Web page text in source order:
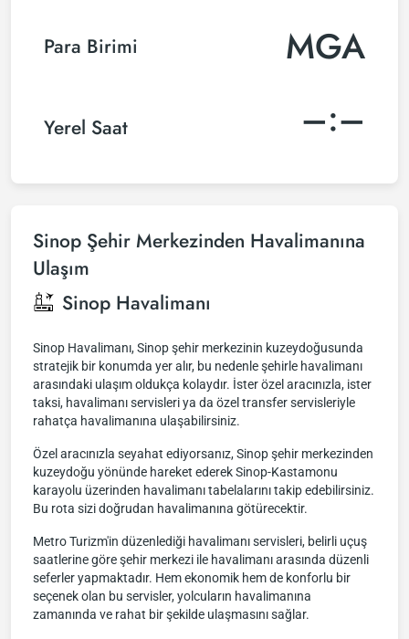
Para Birimi MGA
Yerel Saat –:–
Sinop Şehir Merkezinden Havalimanına
Ulaşım
Sinop Havalimanı
Sinop Havalimanı, Sinop şehir merkezinin kuzeydoğusunda
stratejik bir konumda yer alır, bu nedenle şehirle havalimanı
arasındaki ulaşım oldukça kolaydır. İster özel aracınızla, ister
taksi, havalimanı servisleri ya da özel transfer servisleriyle
rahatça havalimanına ulaşabilirsiniz.
Özel aracınızla seyahat ediyorsanız, Sinop şehir merkezinden
kuzeydoğu yönünde hareket ederek Sinop-Kastamonu
karayolu üzerinden havalimanı tabelalarını takip edebilirsiniz.
Bu rota sizi doğrudan havalimanına götürecektir.
Metro Turizm'in düzenlediği havalimanı servisleri, belirli uçuş
saatlerine göre şehir merkezi ile havalimanı arasında düzenli
seferler yapmaktadır. Hem ekonomik hem de konforlu bir
seçenek olan bu servisler, yolcuların havalimanına
zamanında ve rahat bir şekilde ulaşmasını sağlar.